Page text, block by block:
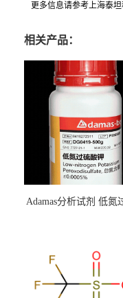
更多信息请参考上海泰
相关产品：
Adamas分析试剂 低氮
（泰坦现货供应）